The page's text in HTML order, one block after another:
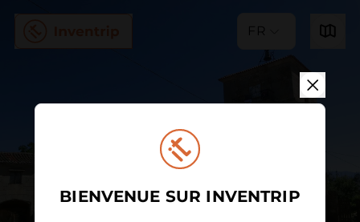
FR
BIENVENUE SUR INVENTRIP